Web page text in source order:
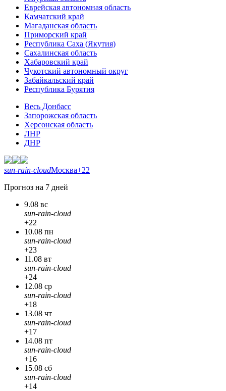
Еврейская автономная область
Камчатский край
Магаданская область
Приморский край
Республика Саха (Якутия)
Сахалинская область
Хабаровский край
Чукотский автономный округ
Забайкальский край
Республика Бурятия
Весь Донбасс
Запорожская область
Херсонская область
ЛНР
ДНР
sun-rain-cloudМосква+22
Прогноз на 7 дней
9.08 вс
sun-rain-cloud
+22
10.08 пн
sun-rain-cloud
+23
11.08 вт
sun-rain-cloud
+24
12.08 ср
sun-rain-cloud
+18
13.08 чт
sun-rain-cloud
+17
14.08 пт
sun-rain-cloud
+16
15.08 сб
sun-rain-cloud
+14